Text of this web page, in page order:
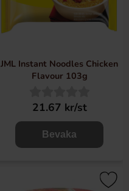
JML Instant Noodles Chicken
Flavour 103g
21.67 kr/st
Bevaka